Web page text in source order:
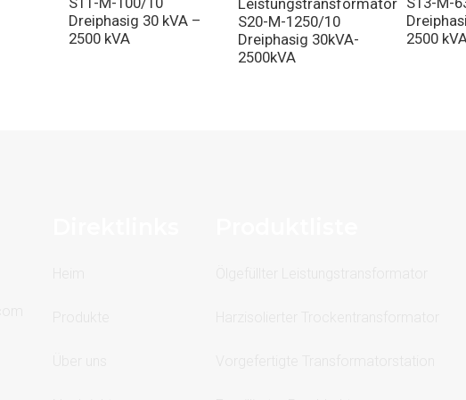
Dreiphasig 30 kVA –
2500 kVA
Leistungstransformator
S20-M-1250/10
Dreiphasig 30kVA-
2500kVA
2500